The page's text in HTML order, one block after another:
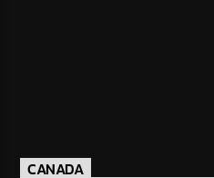
CANADA